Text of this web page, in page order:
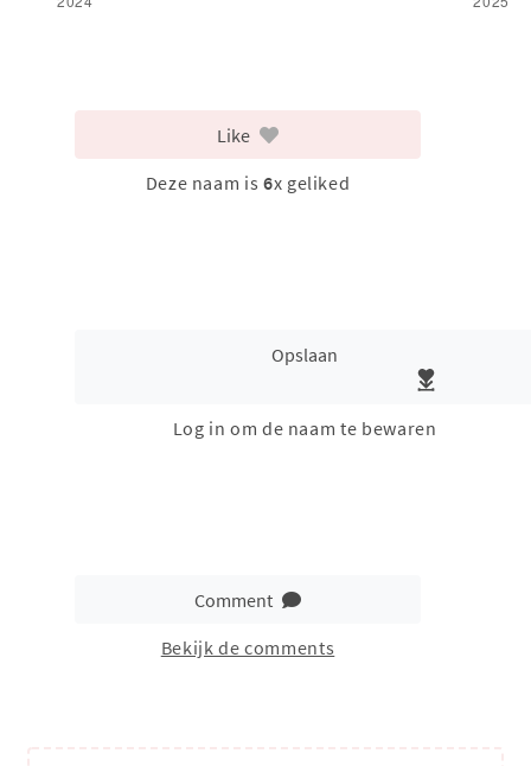
Like
Deze naam is 6x geliked
Opslaan
Log in om de naam te bewaren
Comment
Bekijk de comments